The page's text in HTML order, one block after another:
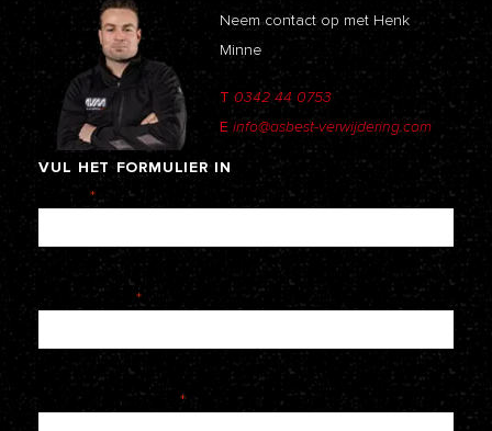
Neem contact op met Henk
Minne
T 0342 44 0753
E info@asbest-verwijdering.com
VUL HET FORMULIER IN
Naam *
E-mailadres *
Telefoonnummer *